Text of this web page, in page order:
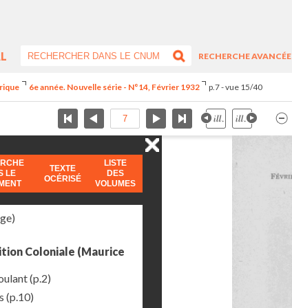
RECHERCHE AVANCÉE
6e année. Nouvelle série - N°14, Février 1932 p.7 - vue 15/40
LE
TEXTE
OCÉRISÉ
LISTE
DES
VOLUMES
Coloniale (Maurice
(p.2)
(p.10)